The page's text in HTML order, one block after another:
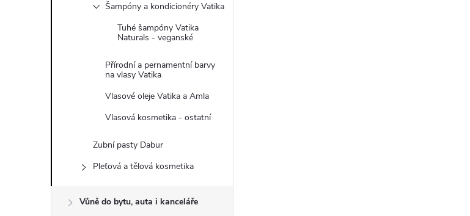
Šampóny a kondicionéry Vatika
Tuhé šampóny Vatika
Naturals - veganské
Přírodní a pernamentní barvy
na vlasy Vatika
Vlasové oleje Vatika a Amla
Vlasová kosmetika - ostatní
Zubní pasty Dabur
Pleťová a tělová kosmetika
Vůně do bytu, auta i kanceláře